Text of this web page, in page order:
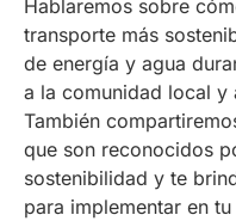
Hablaremos sobre
transporte más
de energía y agua
a la comunidad local y
También
que son reconocidos
sostenibilidad y te
para implementar en